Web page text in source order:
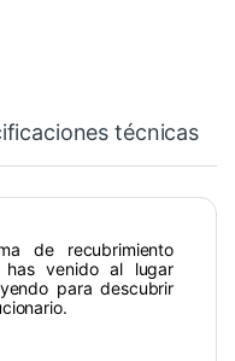
técnicas
de recubrimiento
venido al lugar
para descubrir